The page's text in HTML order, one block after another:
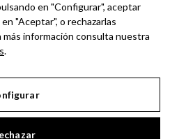
en "Configurar", aceptar
"Aceptar", o rechazarlas
más información consulta nuestra
.
Legal